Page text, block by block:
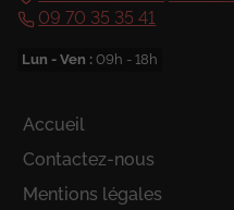
09 70 35 35 41
Lun - Ven :09h - 18h
Accueil
Contactez-nous
Mentions légales